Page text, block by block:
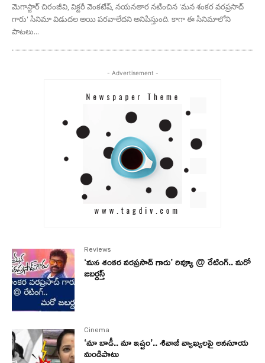
మెగాస్టార్ చిరంజీవి, విక్టరీ వెంకటేష్, నయనతార నటించిన 'మన శంకర వరప్రసాద్
గారు' సినిమా విడుదల అయి పరవాలేదని అనిపిస్తుంది. కాగా ఈ సినిమాలోని
పాటలు...
- Advertisement -
Reviews
‘మన శంకర వరప్రసాద్ గారు’ రివ్యూ @ రేటింగ్.. మరో
జబర్దస్త్
Cinema
‘మా బాడీ.. మా ఇష్టం’.. శివాజీ వ్యాఖ్యలపై అనసూయ
మండిపాటు